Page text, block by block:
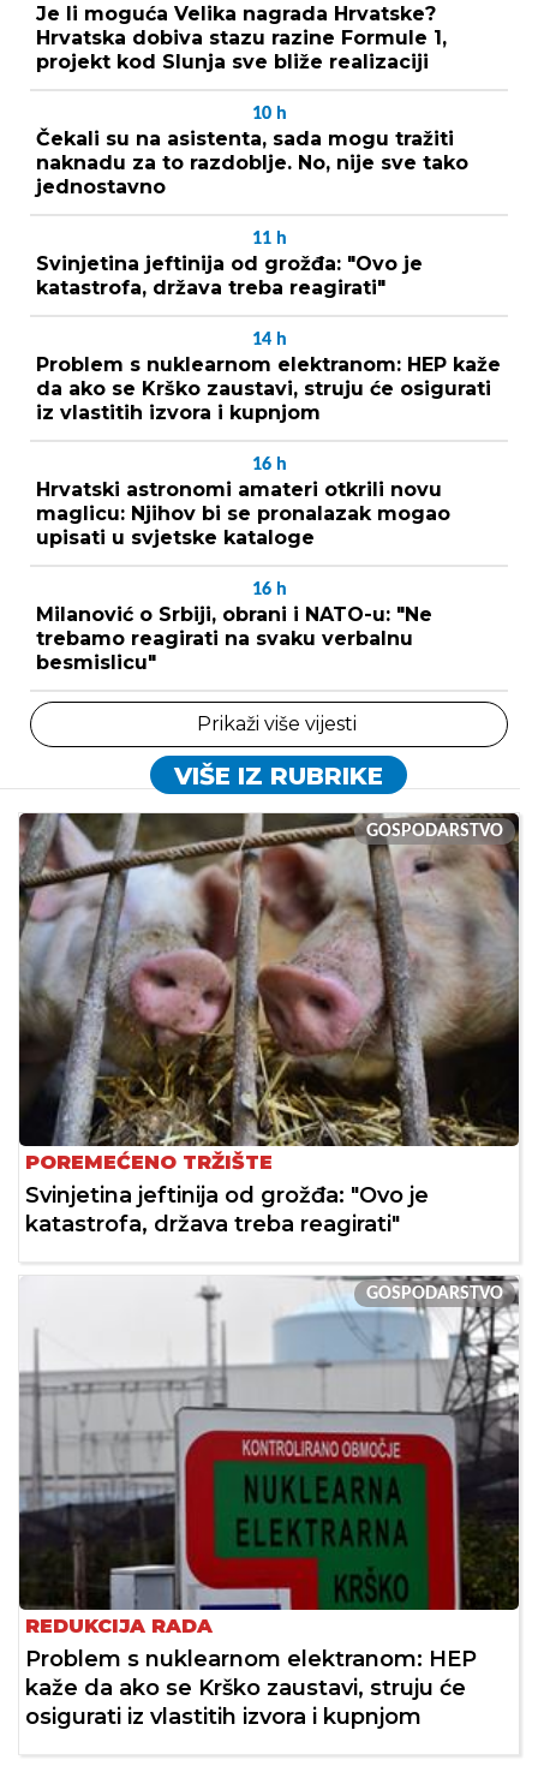
Je li moguća Velika nagrada Hrvatske?
Hrvatska dobiva stazu razine Formule 1,
projekt kod Slunja sve bliže realizaciji
10 h
Čekali su na asistenta, sada mogu tražiti
naknadu za to razdoblje. No, nije sve tako
jednostavno
11 h
Svinjetina jeftinija od grožđa: "Ovo je
katastrofa, država treba reagirati"
14 h
Problem s nuklearnom elektranom: HEP kaže
da ako se Krško zaustavi, struju će osigurati
iz vlastitih izvora i kupnjom
16 h
Hrvatski astronomi amateri otkrili novu
maglicu: Njihov bi se pronalazak mogao
upisati u svjetske kataloge
16 h
Milanović o Srbiji, obrani i NATO-u: "Ne
trebamo reagirati na svaku verbalnu
besmislicu"
Prikaži više vijesti
VIŠE IZ RUBRIKE
GOSPODARSTVO
POREMEĆENO TRŽIŠTE
Svinjetina jeftinija od grožđa: "Ovo je
katastrofa, država treba reagirati"
GOSPODARSTVO
REDUKCIJA RADA
Problem s nuklearnom elektranom: HEP
kaže da ako se Krško zaustavi, struju će
osigurati iz vlastitih izvora i kupnjom